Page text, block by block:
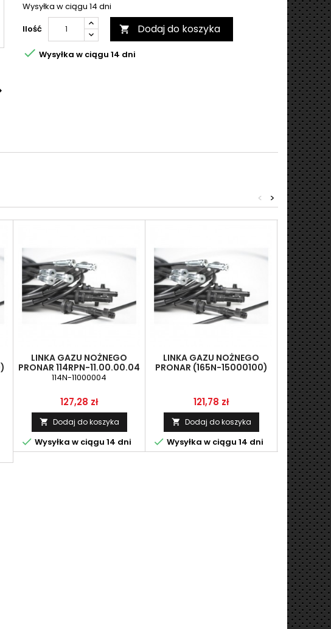
Wysyłka w ciągu 14 dni
Ilość
 Dodaj do koszyka
 Wysyłka w ciągu 14 dni
>
<
LINKA GAZU NOŻNEGO
PRONAR 114RPN-11.00.00.04
114N-11000004
Cena
127,28 zł
 Dodaj do koszyka
 Wysyłka w ciągu 14 dni
LINKA GAZU NOŻNEGO
PRONAR (165N-15000100)
Cena
121,78 zł
 Dodaj do koszyka
 Wysyłka w ciągu 14 dni
LINKA
PRONAR
(320-

